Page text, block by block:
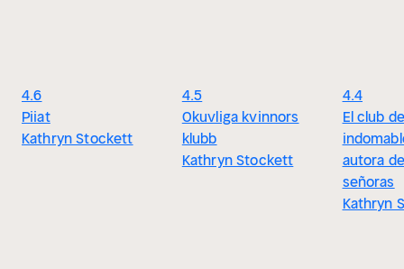
4.6
Piiat
Kathryn Stockett
4.5
Okuvliga kvinnors
klubb
Kathryn Stockett
4.4
El club
autora
señoras
Kathryn